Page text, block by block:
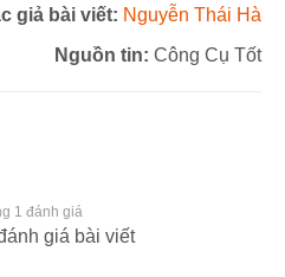
giả bài viết: Nguyễn Thái Hà
Nguồn tin: Công Cụ Tốt
1 đánh giá
giá bài viết